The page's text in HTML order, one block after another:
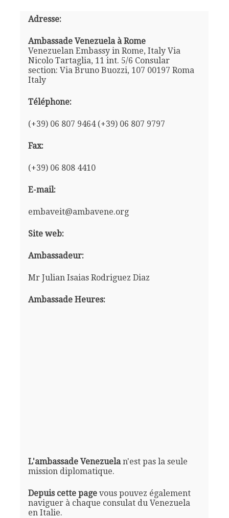
Adresse:
Ambassade Venezuela à Rome
Venezuelan Embassy in Rome, Italy Via
Nicolo Tartaglia, 11 int. 5/6 Consular
section: Via Bruno Buozzi, 107 00197 Roma
Italy
Téléphone:
(+39) 06 807 9464 (+39) 06 807 9797
Fax:
(+39) 06 808 4410
E-mail:
embaveit@ambavene.org
Site web:
Ambassadeur:
Mr Julian Isaias Rodriguez Diaz
Ambassade Heures:
L'ambassade Venezuelan'est pas la seule
mission diplomatique.
Depuis cette pagevous pouvez également
naviguer à chaque consulat du Venezuela
en Italie.